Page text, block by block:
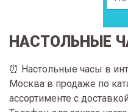
НАСТОЛЬНЫЕ
⏰ Настольные часы в
Москва в продаже по
ассортименте с